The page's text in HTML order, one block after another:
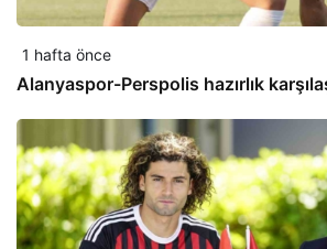
1 hafta önce
Alanyaspor-Perspolis hazırlık